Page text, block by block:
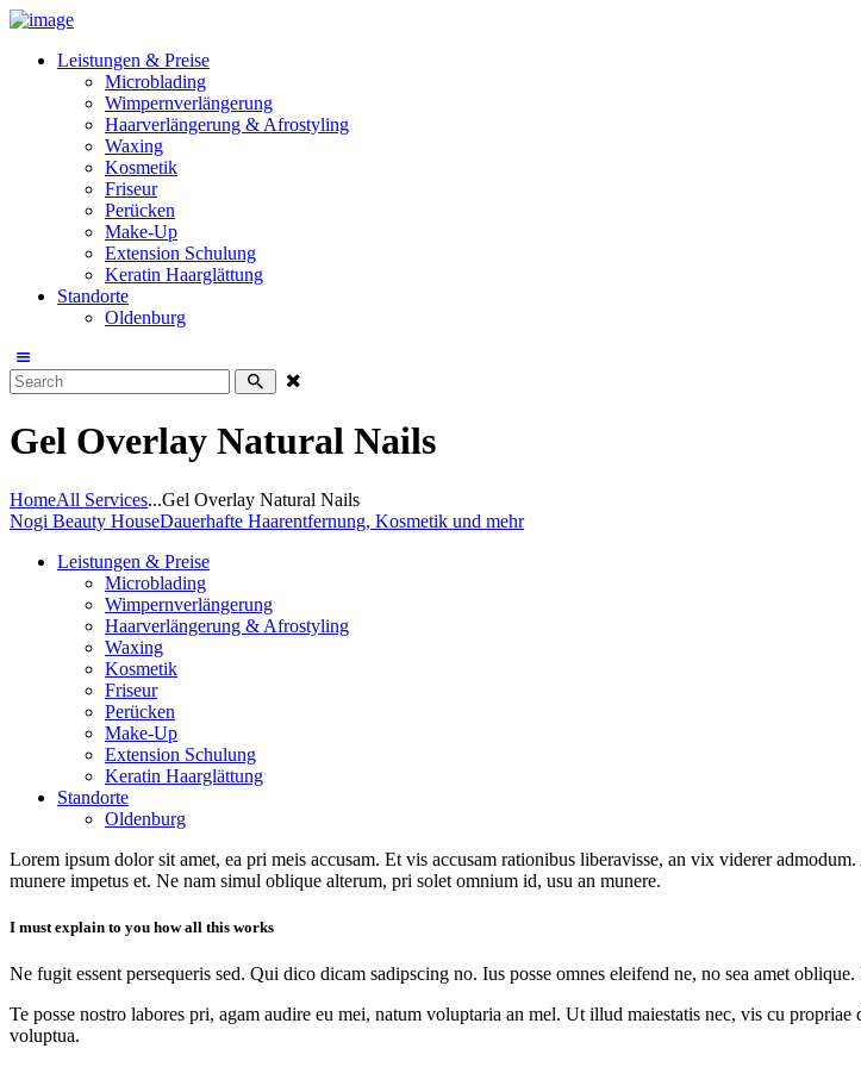
Leistungen & Preise
Microblading
Wimpernverlängerung
Haarverlängerung & Afrostyling
Waxing
Kosmetik
Friseur
Perücken
Make-Up
Extension Schulung
Keratin Haarglättung
Standorte
Oldenburg
Gel Overlay Natural Nails
HomeAll Services...Gel Overlay Natural Nails
Nogi Beauty HouseDauerhafte Haarentfernung, Kosmetik und mehr
Leistungen & Preise
Microblading
Wimpernverlängerung
Haarverlängerung & Afrostyling
Waxing
Kosmetik
Friseur
Perücken
Make-Up
Extension Schulung
Keratin Haarglättung
Standorte
Oldenburg
Lorem ipsum dolor sit amet, ea pri meis accusam. Et vis accusam rationibus liberavisse, an vix viderer
munere impetus et. Ne nam simul oblique alterum, pri solet omnium id, usu an munere.
I must explain to you how all this works
Ne fugit essent persequeris sed. Qui dico dicam sadipscing no. Ius posse omnes eleifend ne, no sea amet
Te posse nostro labores pri, agam audire eu mei, natum voluptaria an mel. Ut illud maiestatis nec, vis cu
voluptua.